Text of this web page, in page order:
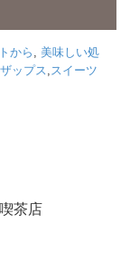
から, 美味しい処
ザップス,スイーツ
茶店